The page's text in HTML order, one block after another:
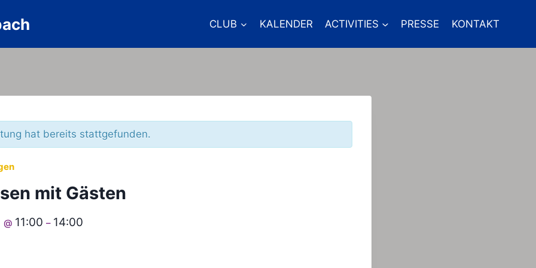
CLUB KALENDER ACTIVITIES PRESSE KONTAKT
hat bereits stattgefunden.
mit Gästen
@ 11:00 – 14:00